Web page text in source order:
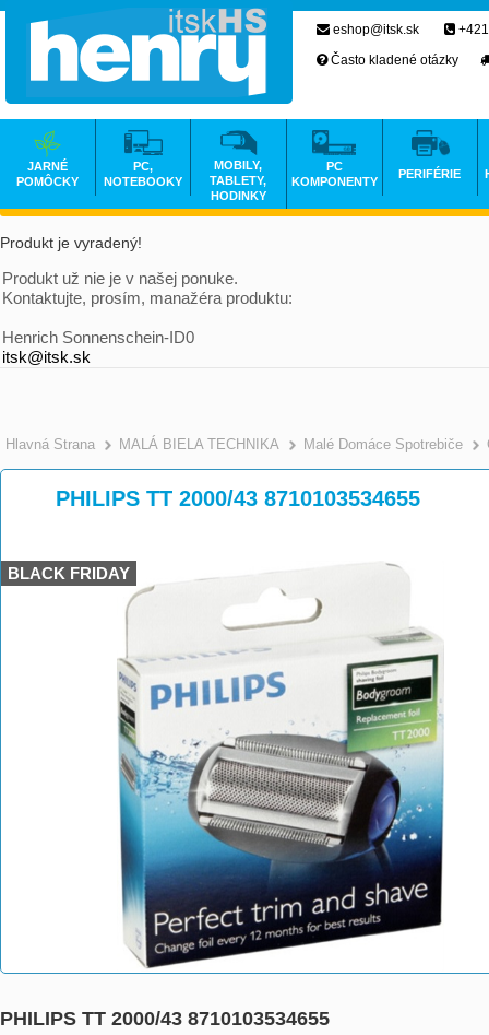
Produkt je vyradený!
Produkt už nie je v našej ponuke.
Kontaktujte, prosím, manažéra produktu:
Henrich Sonnenschein-ID0
itsk@itsk.sk
Hlavná Strana >
MALÁ BIELA TECHNIKA >
Malé Domáce Spotrebiče
PHILIPS TT 2000/43 8710103534655
BLACK FRIDAY
PHILIPS TT 2000/43 8710103534655
eshop@itsk.sk
Často kladené otázky
JARNÉ
POMÔCKY
PC,
NOTEBOOKY
MOBILY,
TABLETY,
HODINKY
PC
KOMPONENTY
PERIFÉRIE